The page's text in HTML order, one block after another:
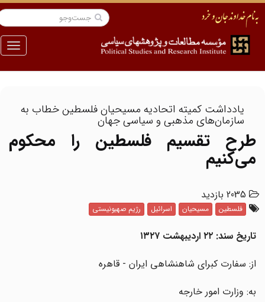
منو
یادداشت کمیته اتحادیه مسیحیان فلسطین خطاب به
سازمان‌های مذهبی و سیاسی جهان
طرح تقسیم فلسطین را محکوم
می‌کنیم
2035 بازدید
فلسطین مسیحیان اسرائیل رژیم صهیونیستی
تاریخ سند: ۲۲ اردیبهشت ۱۳۲۷
از: سفارت کبرای شاهنشاهی ایران - قاهره
به: وزارت امور خارجه